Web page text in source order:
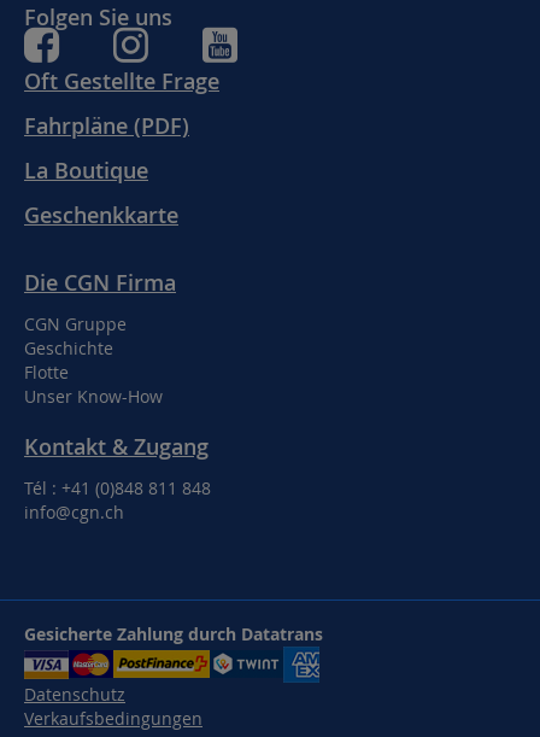
Oft Gestellte Frage
Fahrpläne (PDF)
La Boutique
Geschenkkarte
Die CGN Firma
CGN Gruppe
Geschichte
Flotte
Unser Know-How
Kontakt & Zugang
Tél : +41 (0)848 811 848
info@cgn.ch
Folgen Sie uns
Gesicherte Zahlung durch Datatrans
Datenschutz
Verkaufsbedingungen